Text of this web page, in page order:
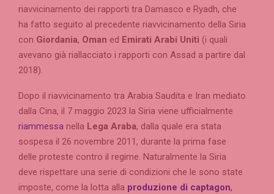
riavvicinamento dei rapporti tra Damasco e Ryadh, che
ha fatto seguito al precedente riavvicinamento della Siria
con Giordania, Oman ed Emirati Arabi Uniti (i quali
avevano già riallacciato i rapporti con Assad a partire dal
2018).
Dopo il riavvicinamento tra Arabia Saudita e Iran mediato
dalla Cina, il 7 maggio 2023 la Siria viene ufficialmente
riammessa nella Lega Araba, dalla quale era stata
sospesa il 26 novembre 2011, durante la prima fase
delle proteste contro il regime. Naturalmente la Siria
deve rispettare una serie di condizioni che le sono state
imposte, come la lotta alla produzione di captagon,